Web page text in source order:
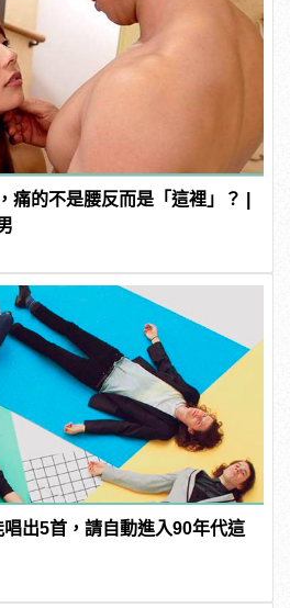
痛的不是腰反而是「這裡」？ |
出5首，請自動進入90年代這